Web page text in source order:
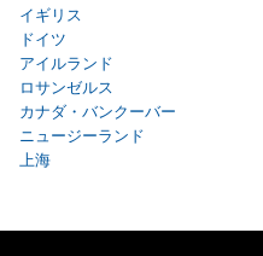
イギリス
ドイツ
アイルランド
ロサンゼルス
カナダ・バンクーバー
ニュージーランド
上海